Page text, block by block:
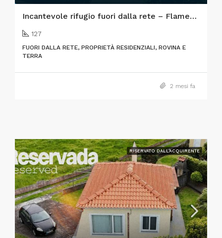
Incantevole rifugio fuori dalla rete – Flamengos, Isola di Faial
127
FUORI DALLA RETE, PROPRIETÀ RESIDENZIALI, ROVINA E
TERRA
2 mesi fa
RISERVATO DALL'ACQUIRENTE